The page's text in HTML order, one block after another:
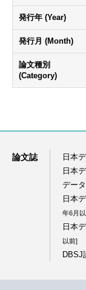
発行年 (Year)
発行月 (Month)
論文種別
(Category)
論文誌
日本
日本
デー
日本
年6月
日本
以前]
DBSJ